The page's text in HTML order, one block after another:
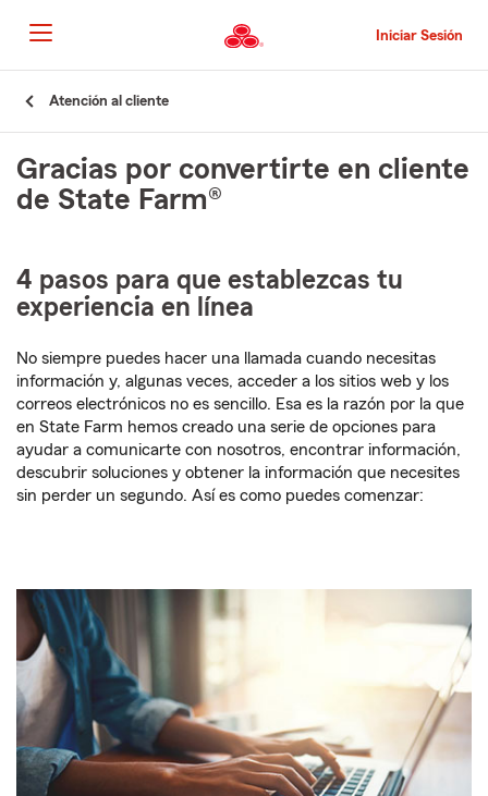
al
contenido
principal
Iniciar Sesión
Comienzo
principal
Atención al cliente
Gracias por convertirte en cliente
de State Farm®
4 pasos para que establezcas tu
experiencia en línea
No siempre puedes hacer una llamada cuando necesitas
información y, algunas veces, acceder a los sitios web y los
correos electrónicos no es sencillo. Esa es la razón por la que
en State Farm hemos creado una serie de opciones para
ayudar a comunicarte con nosotros, encontrar información,
descubrir soluciones y obtener la información que necesites
sin perder un segundo. Así es como puedes comenzar: